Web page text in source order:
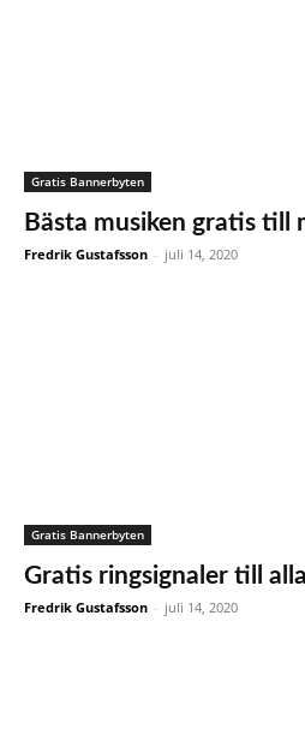
Gratis Bannerbyten
Bästa musiken gratis till
Fredrik Gustafsson - juli 14, 2020
Gratis Bannerbyten
Gratis ringsignaler till
Fredrik Gustafsson - juli 14, 2020